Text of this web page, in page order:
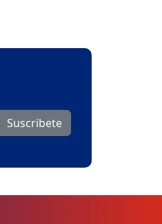
Suscribete